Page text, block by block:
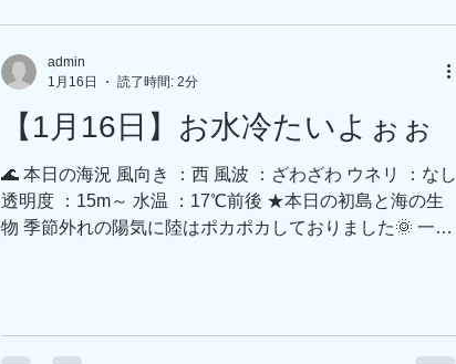
ジカエルは少し場所を変えて隠れる事を覚えました🤣 各
種ウミウシが勢揃いで探し甲斐があります💪🏻 --------------
------------------------------------------------------------ 📢おしらせ📢 ●
毎年恒例、水中茅の輪を設置中 ❗ 初島で2026年初潜りを
しましょう！！ ---------------------------
【1月16日】お水冷たいよぉぉ
🌊 本日の海況 風向き ：西 風波 ：ざわざわ ウネリ ：なし
透明度 ：15m～ 水温 ：17℃前後 ★本日の初島と海の生
物 季節外れの陽気に陸はポカポカしておりました🌞 一方
触角どこに置いてきたの！ テヅルモヅルにテヅルモヅル
エビがおりまして 見つけたと思いきやダイコンの間にゴ
admin
1月16日
読了時間: 2分